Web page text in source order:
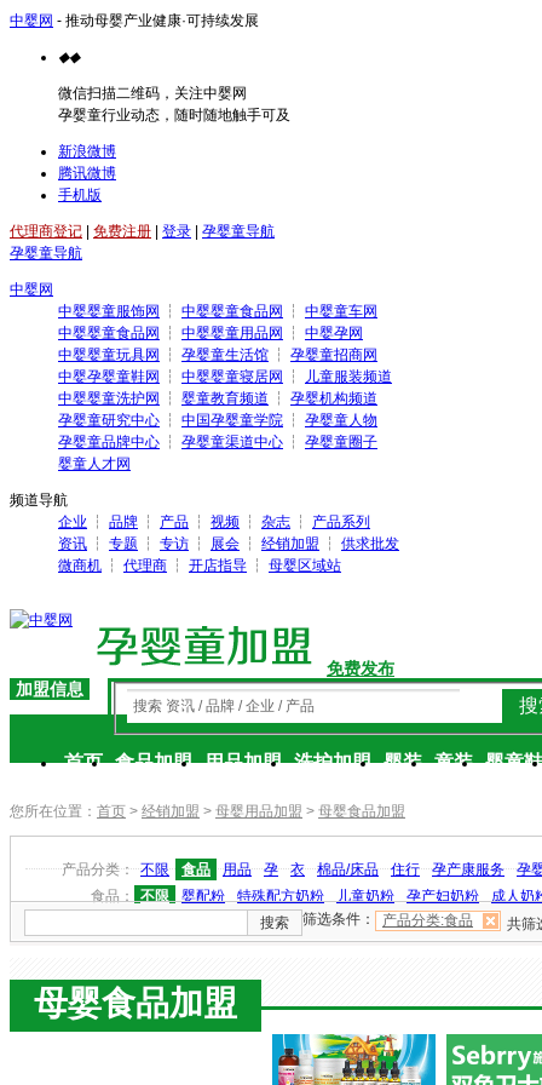
中婴网 - 推动母婴产业健康·可持续发展
◆◆
微信扫描二维码，关注中婴网
孕婴童行业动态，随时随地触手可及
新浪微博
腾讯微博
手机版
代理商登记 免费注册 登录
孕婴童导航
孕婴童导航
中婴网
中婴婴童服饰网
┆ 中婴婴童食品网 ┆ 中婴童车网
中婴婴童食品网
┆ 中婴婴童用品网 ┆ 中婴孕网
中婴婴童玩具网
┆ 孕婴童生活馆 ┆ 孕婴童招商网
中婴孕婴童鞋网
┆ 中婴婴童寝居网 ┆
儿童服装频道
中婴婴童洗护网
┆ 婴童教育频道 ┆ 孕婴机构频道
孕婴童研究中心 ┆ 中国孕婴童学院 ┆ 孕婴童人物
孕婴童品牌中心 ┆ 孕婴童渠道中心 ┆ 孕婴童圈子
婴童人才网
频道导航
企业 ┆ 品牌 ┆ 产品 ┆ 视频 ┆ 杂志 ┆ 产品系列
资讯 ┆ 专题 ┆ 专访 ┆ 展会 ┆ 经销加盟 ┆ 供求批发
微商机 ┆ 代理商 ┆ 开店指导 ┆ 母婴区域站
免费发布
加盟信息
搜索 资讯 / 品牌 / 企业 / 产品 搜
首页 食品加盟 用品加盟 洗护加盟 婴装 童装 婴童鞋
您所在位置： 首页 > 经销加盟 > 母婴用品加盟 > 母婴食品加盟
产品分类： 不限 食品 用品 孕 衣 棉品/床品 住行 孕产康服务
孕
食品：
不限 婴配粉 特殊配方奶粉 儿童奶粉 孕产妇奶粉
成人奶
搜索
筛选条件： 产品分类:食品 共筛
母婴食品加盟